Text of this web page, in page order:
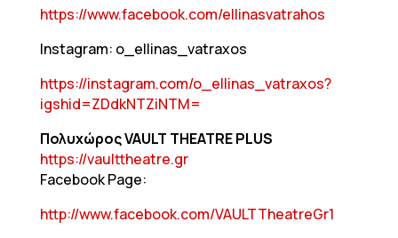
https://www.facebook.com/ellinasvatrahos
Instagram: o_ellinas_vatraxos
https://instagram.com/o_ellinas_vatraxos?
igshid=ZDdkNTZiNTM=
ΠολυχώροςVAULT THEATRE PLUS
https://vaulttheatre.gr
Facebook Page:
http://www.facebook.com/VAULTTheatreGr1